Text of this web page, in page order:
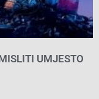
UMJESTO